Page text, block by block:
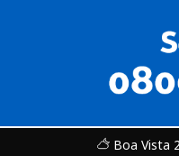
Boa Vista